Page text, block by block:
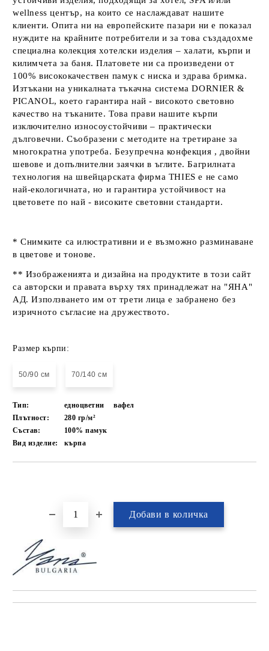
wellness център, на които се наслаждават нашите
клиенти. Опита ни на европейските пазари ни е показал
нуждите на крайните потребители и за това създадохме
специална колекция хотелски изделия – халати, кърпи и
килимчета за баня. Платовете ни са произведени от
100% висококачествен памук с ниска и здрава бримка.
Изтъкани науникалната тъкачна система DORNIER &
PICANOL, което гарантира най - високото световно
качество на тъканите. Това прави нашите кърпи
изключително износоустойчиви – практически
дълговечни. Съобразени сметодите на третиране за
многократна употреба. Безупречна конфекция , двойни
шевове и допълнителни заячки в ъглите. Багрилната
технология на швейцарската фирма THIES е не само
най-екологичната, но и гарантира устойчивост на
цветовете по най - високите световни стандарти.
* Снимките са илюстративни и е възможно разминаване
в цветове и тонове.
** Изображенията и дизайна на продуктите в този сайт
са авторски и правата върху тях принадлежат на "ЯНА"
АД. Използването им от трети лица е забранено без
изричното съгласие на дружеството.
Размер кърпи:
50/90 см 70/140 см
Тип: едноцветни
вафел
Плътност:
280 гр/м²
Състав:
100% памук
Вид изделие:
кърпа